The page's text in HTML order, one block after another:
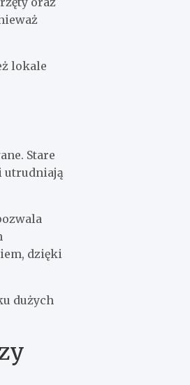
lokale
Stare
utrudniają
dzięki
dużych